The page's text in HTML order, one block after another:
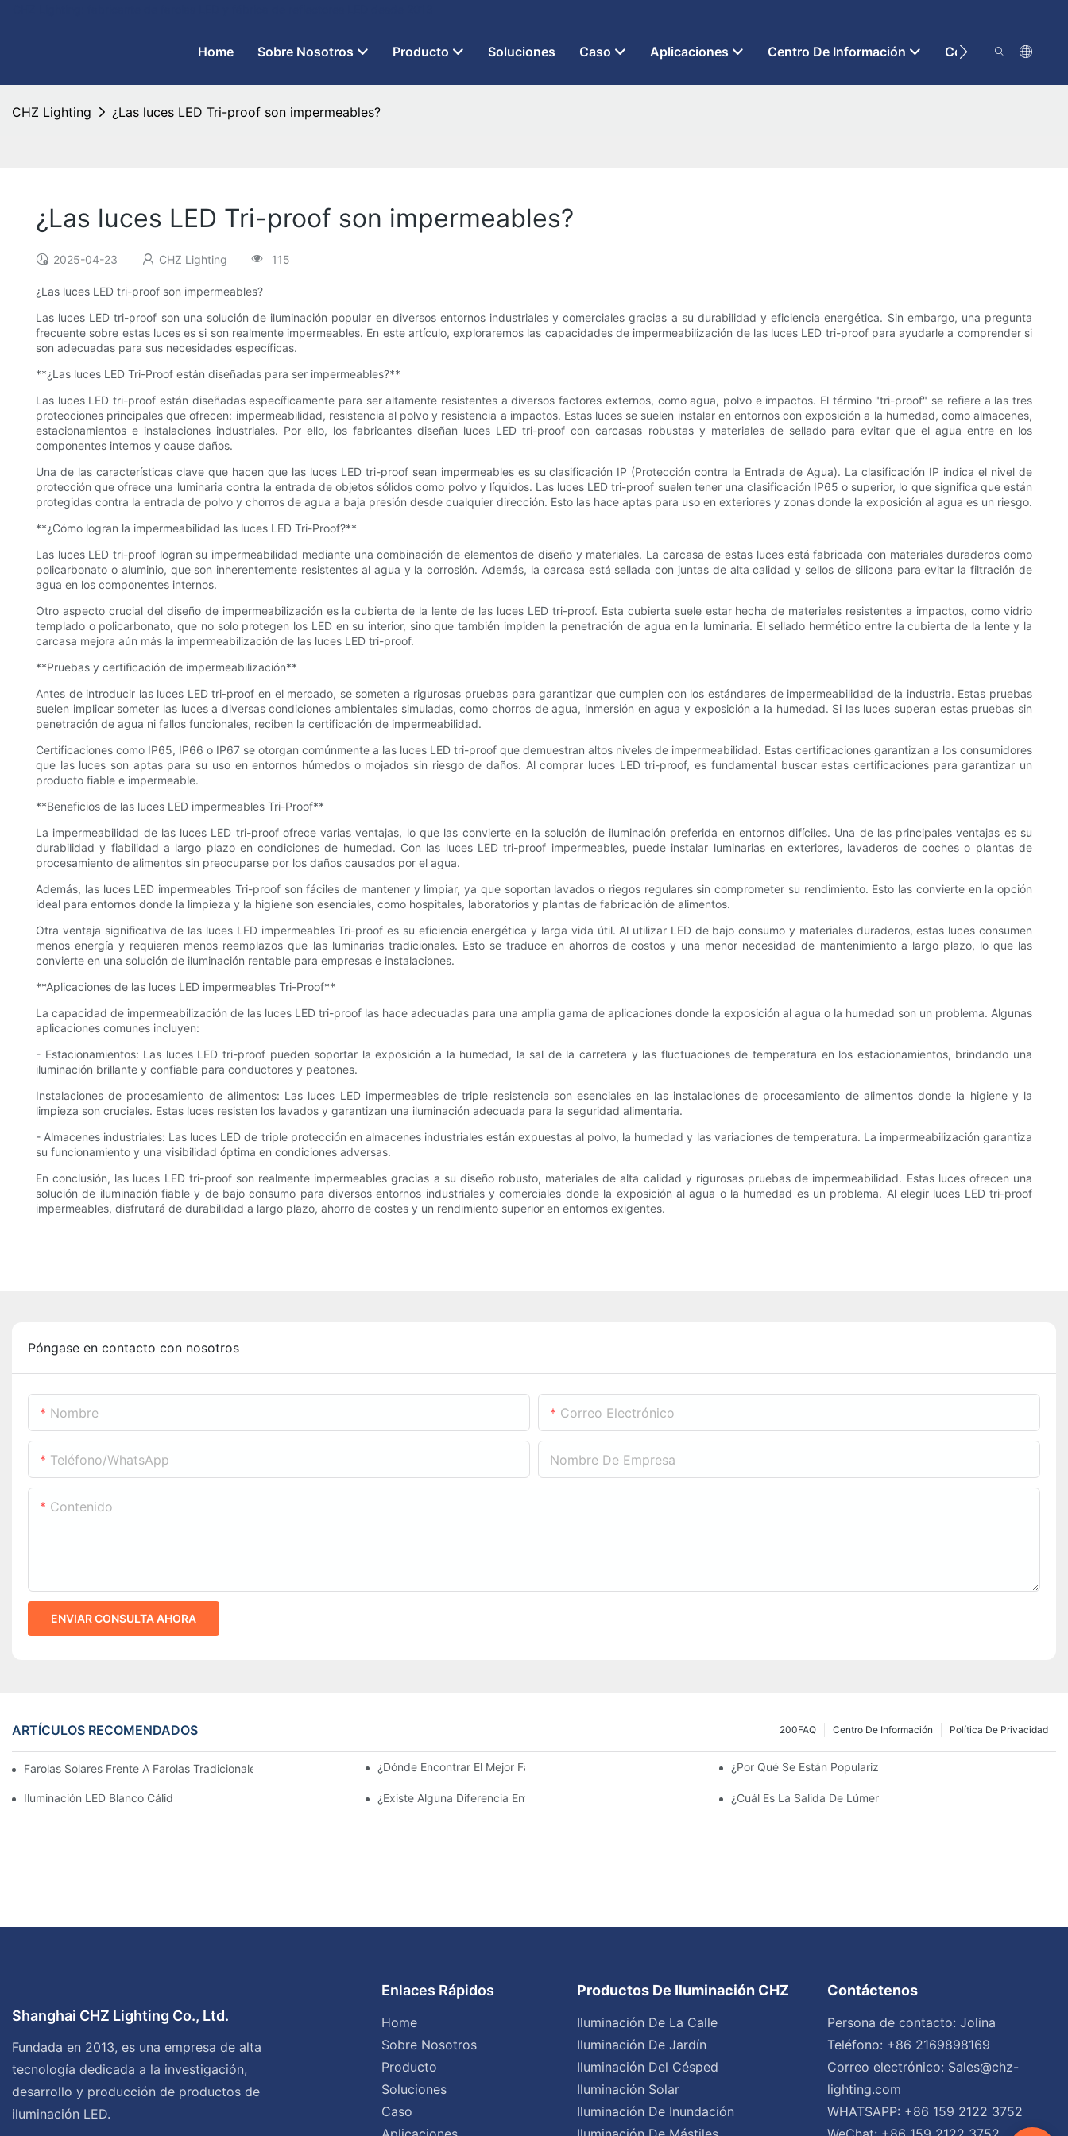
Home Sobre Nosotros Producto Soluciones Caso Aplicaciones Centro De Información Contáctenos
CHZ Lighting ¿Las luces LED Tri-proof son impermeables?
¿Las luces LED Tri-proof son impermeables?
2025-04-23 CHZ Lighting 115
¿Las luces LED tri-proof son impermeables?
Las luces LED tri-proof son una solución de iluminación popular en diversos entornos industriales y comerciales gracias a su durabilidad y eficiencia energética. Sin embargo, una pregunta
frecuente sobre estas luces es si son realmente impermeables. En este artículo, exploraremos las capacidades de impermeabilización de las luces LED tri-proof para ayudarle a comprender si
son adecuadas para sus necesidades específicas.
**¿Las luces LED Tri-Proof están diseñadas para ser impermeables?**
Las luces LED tri-proof están diseñadas específicamente para ser altamente resistentes a diversos factores externos, como agua, polvo e impactos. El término "tri-proof" se refiere a las tres
protecciones principales que ofrecen: impermeabilidad, resistencia al polvo y resistencia a impactos. Estas luces se suelen instalar en entornos con exposición a la humedad, como almacenes,
estacionamientos e instalaciones industriales. Por ello, los fabricantes diseñan luces LED tri-proof con carcasas robustas y materiales de sellado para evitar que el agua entre en los
componentes internos y cause daños.
Una de las características clave que hacen que las luces LED tri-proof sean impermeables es su clasificación IP (Protección contra la Entrada de Agua). La clasificación IP indica el nivel de
protección que ofrece una luminaria contra la entrada de objetos sólidos como polvo y líquidos. Las luces LED tri-proof suelen tener una clasificación IP65 o superior, lo que significa que están
protegidas contra la entrada de polvo y chorros de agua a baja presión desde cualquier dirección. Esto las hace aptas para uso en exteriores y zonas donde la exposición al agua es un riesgo.
**¿Cómo logran la impermeabilidad las luces LED Tri-Proof?**
Las luces LED tri-proof logran su impermeabilidad mediante una combinación de elementos de diseño y materiales. La carcasa de estas luces está fabricada con materiales duraderos como
policarbonato o aluminio, que son inherentemente resistentes al agua y la corrosión. Además, la carcasa está sellada con juntas de alta calidad y sellos de silicona para evitar la filtración de
agua en los componentes internos.
Otro aspecto crucial del diseño de impermeabilización es la cubierta de la lente de las luces LED tri-proof. Esta cubierta suele estar hecha de materiales resistentes a impactos, como vidrio
templado o policarbonato, que no solo protegen los LED en su interior, sino que también impiden la penetración de agua en la luminaria. El sellado hermético entre la cubierta de la lente y la
carcasa mejora aún más la impermeabilización de las luces LED tri-proof.
**Pruebas y certificación de impermeabilización**
Antes de introducir las luces LED tri-proof en el mercado, se someten a rigurosas pruebas para garantizar que cumplen con los estándares de impermeabilidad de la industria. Estas pruebas
suelen implicar someter las luces a diversas condiciones ambientales simuladas, como chorros de agua, inmersión en agua y exposición a la humedad. Si las luces superan estas pruebas sin
penetración de agua ni fallos funcionales, reciben la certificación de impermeabilidad.
Certificaciones como IP65, IP66 o IP67 se otorgan comúnmente a las luces LED tri-proof que demuestran altos niveles de impermeabilidad. Estas certificaciones garantizan a los consumidores
que las luces son aptas para su uso en entornos húmedos o mojados sin riesgo de daños. Al comprar luces LED tri-proof, es fundamental buscar estas certificaciones para garantizar un
producto fiable e impermeable.
**Beneficios de las luces LED impermeables Tri-Proof**
La impermeabilidad de las luces LED tri-proof ofrece varias ventajas, lo que las convierte en la solución de iluminación preferida en entornos difíciles. Una de las principales ventajas es su
durabilidad y fiabilidad a largo plazo en condiciones de humedad. Con las luces LED tri-proof impermeables, puede instalar luminarias en exteriores, lavaderos de coches o plantas de
procesamiento de alimentos sin preocuparse por los daños causados ​​por el agua.
Además, las luces LED impermeables Tri-proof son fáciles de mantener y limpiar, ya que soportan lavados o riegos regulares sin comprometer su rendimiento. Esto las convierte en la opción
ideal para entornos donde la limpieza y la higiene son esenciales, como hospitales, laboratorios y plantas de fabricación de alimentos.
Otra ventaja significativa de las luces LED impermeables Tri-proof es su eficiencia energética y larga vida útil. Al utilizar LED de bajo consumo y materiales duraderos, estas luces consumen
menos energía y requieren menos reemplazos que las luminarias tradicionales. Esto se traduce en ahorros de costos y una menor necesidad de mantenimiento a largo plazo, lo que las
convierte en una solución de iluminación rentable para empresas e instalaciones.
**Aplicaciones de las luces LED impermeables Tri-Proof**
La capacidad de impermeabilización de las luces LED tri-proof las hace adecuadas para una amplia gama de aplicaciones donde la exposición al agua o la humedad son un problema. Algunas
aplicaciones comunes incluyen:
- Estacionamientos: Las luces LED tri-proof pueden soportar la exposición a la humedad, la sal de la carretera y las fluctuaciones de temperatura en los estacionamientos, brindando una
iluminación brillante y confiable para conductores y peatones.
Instalaciones de procesamiento de alimentos: Las luces LED impermeables de triple resistencia son esenciales en las instalaciones de procesamiento de alimentos donde la higiene y la
limpieza son cruciales. Estas luces resisten los lavados y garantizan una iluminación adecuada para la seguridad alimentaria.
- Almacenes industriales: Las luces LED de triple protección en almacenes industriales están expuestas al polvo, la humedad y las variaciones de temperatura. La impermeabilización garantiza
su funcionamiento y una visibilidad óptima en condiciones adversas.
En conclusión, las luces LED tri-proof son realmente impermeables gracias a su diseño robusto, materiales de alta calidad y rigurosas pruebas de impermeabilidad. Estas luces ofrecen una
solución de iluminación fiable y de bajo consumo para diversos entornos industriales y comerciales donde la exposición al agua o la humedad es un problema. Al elegir luces LED tri-proof
impermeables, disfrutará de durabilidad a largo plazo, ahorro de costes y un rendimiento superior en entornos exigentes.
Póngase en contacto con nosotros
Nombre Correo Electrónico
Teléfono/WhatsApp Nombre De Empresa
Contenido
ENVIAR CONSULTA AHORA
ARTÍCULOS RECOMENDADOS Política De Privacidad
Centro De Información
200FAQ
Farolas Solares Frente A Farolas Tradicionales: Coste, Retorno De La Inversión Y Eficiencia.¿Dónde Encontrar El Mejor Fabricante De Farolas Solares? ¿Por Qué Se Están Popularizando Las Farolas Solares?
Iluminación LED Blanco Cálido Vs. Blanco Suave ¿Existe Alguna Diferencia Entre Las Luces Del Área De Estacionamiento Y Las Luces Del Estacionamiento?
¿Cuál Es La Salida De Lúmenes Ideal Para Un Estacionamiento
Shanghai CHZ Lighting Co., Ltd.
Fundada en 2013, es una empresa de alta
tecnología dedicada a la investigación,
desarrollo y producción de productos de
iluminación LED.
Enlaces Rápidos
Home
Sobre Nosotros
Producto
Soluciones
Caso
Productos De Iluminación CHZ
Iluminación De La Calle
Iluminación De Jardín
Iluminación Del Césped
Iluminación Solar
Iluminación De Inundación
Contáctenos
Persona de contacto: Jolina
Teléfono: +86 2169898169
Correo electrónico: Sales@chz-
lighting.com
WHATSAPP: +86 159 2122 3752